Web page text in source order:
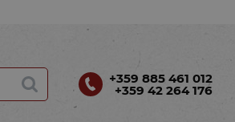
+359 885 461 012
+359 42 264 176